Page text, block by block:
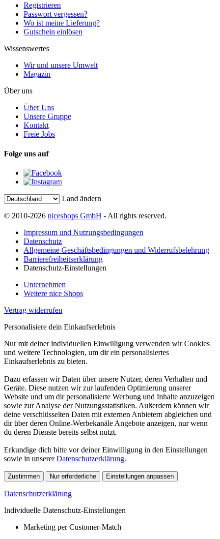
Registrieren
Passwort vergessen?
Wo ist meine Lieferung?
Gutschein einlösen
Wissenswertes
Wir und unsere Umwelt
Magazin
Über uns
Über Uns
Unsere Gruppe
Kontakt
Freie Jobs
Folge uns auf
Land ändern
© 2010-2026 niceshops GmbH - All rights reserved.
Impressum und Nutzungsbedingungen
Datenschutz
Allgemeine Geschäftsbedingungen und Widerrufsbelehrung
Barrierefreiheitserklärung
Datenschutz-Einstellungen
Unternehmen
Weitere nice Shops
Vertrag widerrufen
Personalisiere dein Einkaufserlebnis
Nur mit deiner individuellen Einwilligung verwenden wir Cookies
und weitere Technologien, um dir ein personalisiertes
Einkaufserlebnis zu bieten.
Dazu erfassen wir Daten über unsere Nutzer, deren Verhalten und
Geräte. Diese nutzen wir zur laufenden Optimierung unserer
Website und um dir personalisierte Werbung und Inhalte anzuzeigen
sowie zur Analyse der Nutzungsstatistiken. Außerdem können wir
deine verschlüsselten Daten mit externen Anbietern abgleichen und
dir über deren Online-Werbekanäle Angebote anzeigen, nur wenn
du deren Dienste bereits selbst nutzt.
Erkundige dich bitte vor deiner Einwilligung in den Einstellungen
sowie in unsererDatenschutzerklärung.
Zustimmen Nur erforderliche Einstellungen anpassen
Datenschutzerklärung
Individuelle Datenschutz-Einstellungen
Marketing per Customer-Match